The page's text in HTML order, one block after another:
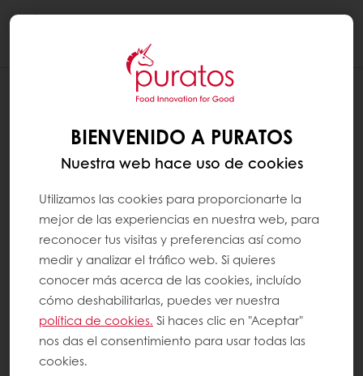
BIENVENIDO A PURATOS
Nuestra web hace uso de cookies
Utilizamos las cookies para proporcionarte la
mejor de las experiencias en nuestra web, para
reconocer tus visitas y preferencias así como
medir y analizar el tráfico web. Si quieres
conocer más acerca de las cookies, incluído
cómo deshabilitarlas, puedes ver nuestra
política de cookies. Si haces clic en "Aceptar"
nos das el consentimiento para usar todas las
cookies.